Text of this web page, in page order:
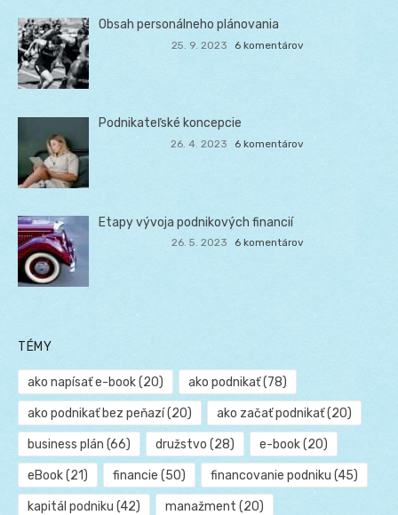
Obsah personálneho plánovania
25. 9. 2023 6 komentárov
Podnikateľské koncepcie
26. 4. 2023 6 komentárov
Etapy vývoja podnikových financií
26. 5. 2023 6 komentárov
TÉMY
ako napísať e-book(20) ako podnikať(78)
ako podnikať bez peňazí(20) ako začať podnikať(20)
business plán (66) družstvo (28) e-book(20)
eBook(21) financie (50) financovanie podniku (45)
kapitál podniku (42) manažment (20)